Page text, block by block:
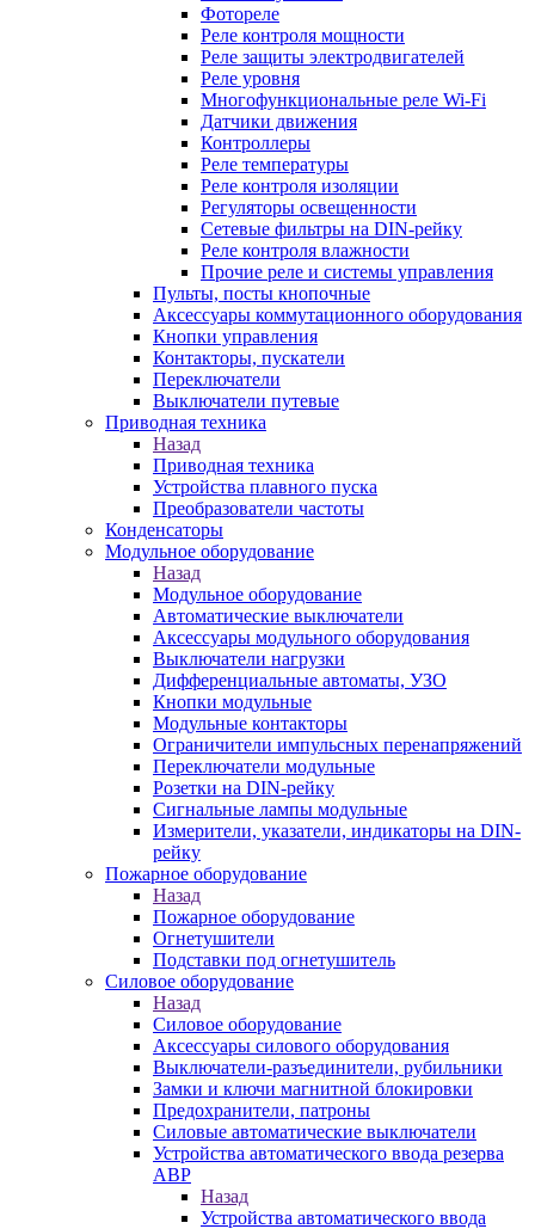
Фотореле
Реле контроля мощности
Реле защиты электродвигателей
Реле уровня
Многофункциональные реле Wi-Fi
Датчики движения
Контроллеры
Реле температуры
Реле контроля изоляции
Регуляторы освещенности
Сетевые фильтры на DIN-рейку
Реле контроля влажности
Прочие реле и системы управления
Пульты, посты кнопочные
Аксессуары коммутационного оборудования
Кнопки управления
Контакторы, пускатели
Переключатели
Выключатели путевые
Приводная техника
Назад
Приводная техника
Устройства плавного пуска
Преобразователи частоты
Конденсаторы
Модульное оборудование
Назад
Модульное оборудование
Автоматические выключатели
Аксессуары модульного оборудования
Выключатели нагрузки
Дифференциальные автоматы, УЗО
Кнопки модульные
Модульные контакторы
Ограничители импульсных перенапряжений
Переключатели модульные
Розетки на DIN-рейку
Сигнальные лампы модульные
Измерители, указатели, индикаторы на DIN-
рейку
Пожарное оборудование
Назад
Пожарное оборудование
Огнетушители
Подставки под огнетушитель
Силовое оборудование
Назад
Силовое оборудование
Аксессуары силового оборудования
Выключатели-разъединители, рубильники
Замки и ключи магнитной блокировки
Предохранители, патроны
Силовые автоматические выключатели
Устройства автоматического ввода резерва
АВР
Назад
Устройства автоматического ввода